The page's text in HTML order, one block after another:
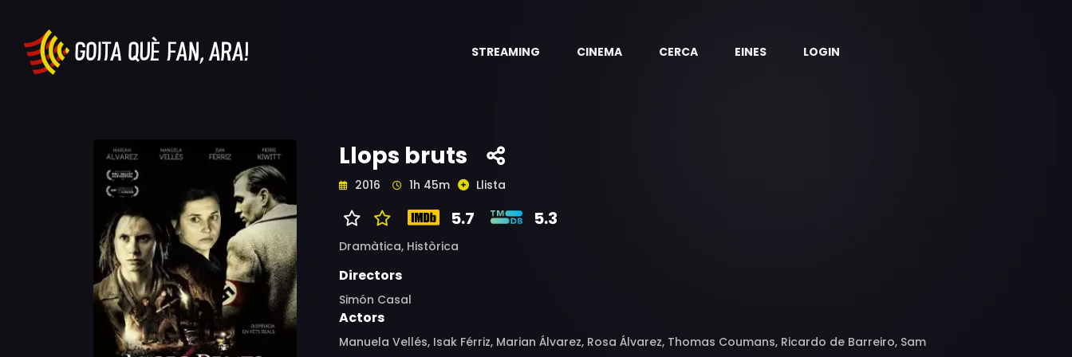
STREAMING CINEMA CERCA EINES LOGIN
Llops bruts
2016 1h 45m Llista
5.7 5.3
Dramàtica, Històrica
Directors
Simón Casal
Actors
Manuela Vellés, Isak Férriz, Marian Álvarez, Rosa Álvarez, Thomas Coumans, Ricardo de Barreiro, Sam